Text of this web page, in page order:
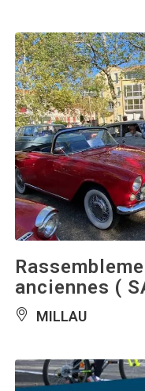
anciennes (
MILLAU